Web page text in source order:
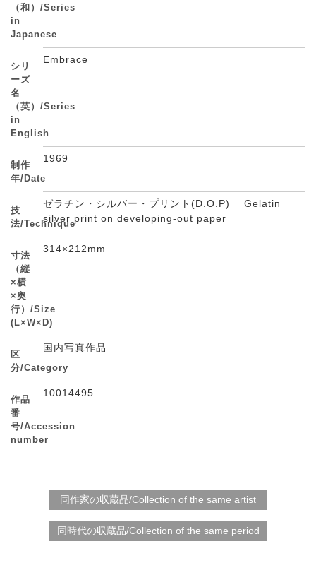
（和）/Series
in
Japanese
シリ
ーズ
名
（英）/Series
in
English
Embrace
制作
年/Date
1969
技
法/Technique
ゼラチン・シルバー・プリント(D.O.P) Gelatin
silver print on developing-out paper
寸法
（縦
×横
×奥
行）/Size
(L×W×D)
314×212mm
区
分/Category
国内写真作品
作品
番
号/Accession
number
10014495